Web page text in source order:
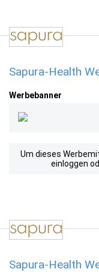
Sapura-Health
Werbebanner
Um dieses
einloggen
Sapura-Health